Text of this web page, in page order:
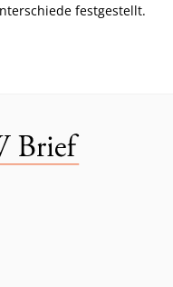
festgestellt.